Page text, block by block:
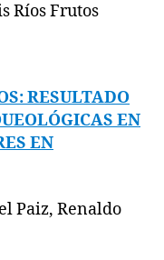
Ríos Frutos
RESULTADO
EN
EN
Paiz, Renaldo